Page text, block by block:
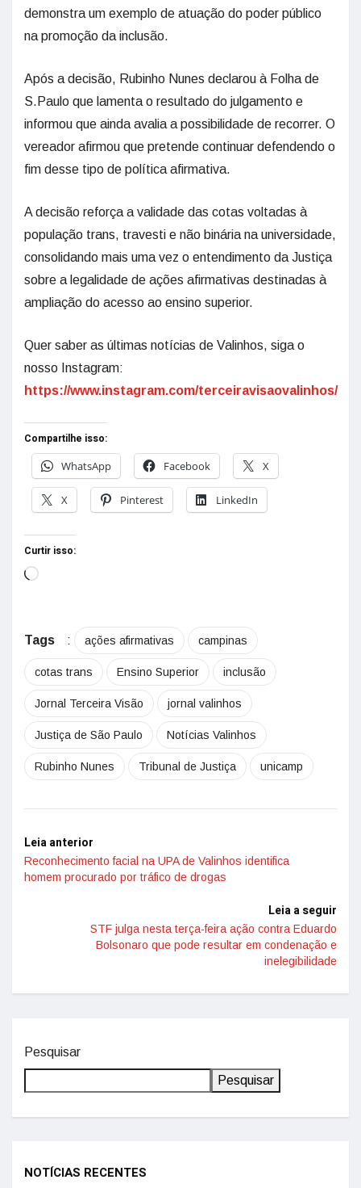
demonstra um exemplo de atuação do poder público
na promoção da inclusão.
Após a decisão, Rubinho Nunes declarou à Folha de
S.Paulo que lamenta o resultado do julgamento e
informou que ainda avalia a possibilidade de recorrer. O
vereador afirmou que pretende continuar defendendo o
fim desse tipo de política afirmativa.
A decisão reforça a validade das cotas voltadas à
população trans, travesti e não binária na universidade,
consolidando mais uma vez o entendimento da Justiça
sobre a legalidade de ações afirmativas destinadas à
ampliação do acesso ao ensino superior.
Quer saber as últimas notícias de Valinhos, siga o
nosso Instagram:
https://www.instagram.com/terceiravisaovalinhos/
Compartilhe isso:
WhatsApp
Facebook X
X Pinterest LinkedIn
Curtir isso:
Tags : ações afirmativas campinas
cotas trans Ensino Superior inclusão
Jornal Terceira Visão jornal valinhos
Justiça de São Paulo Notícias Valinhos
Rubinho Nunes Tribunal de Justiça unicamp
Leia anterior
Reconhecimento facial na UPA de Valinhos identifica
homem procurado por tráfico de drogas
Leia a seguir
STF julga nesta terça-feira ação contra Eduardo
Bolsonaro que pode resultar em condenação e
inelegibilidade
Pesquisar
Pesquisar
NOTÍCIAS RECENTES